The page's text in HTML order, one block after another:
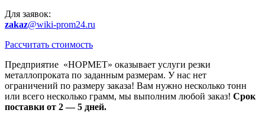
Для заявок:
zakaz@wiki-prom24.ru
Рассчитать стоимость
Предприятие «НОРМЕТ» оказывает услуги резки
металлопроката по заданным размерам. У нас нет
ограничений по размеру заказа! Вам нужно несколько тонн
или всего несколько грамм, мы выполним любой заказ! Срок
поставки от 2 — 5 дней.